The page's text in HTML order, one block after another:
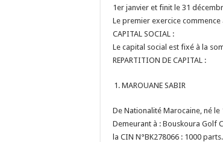
1er janvier et finit le 31
Le premier exercice
CAPITAL SOCIAL :
Le capital social est fixé à la
REPARTITION DE CAPITAL :
MAROUANE SABIR
De Nationalité Marocaine, né
Demeurant à : Bouskoura Golf
la CIN N°BK278066 : 1000 parts.